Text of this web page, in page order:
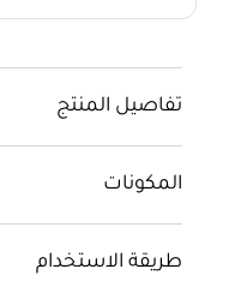
تفاصيل المنتج
المكونات
طريقة الاستخدام